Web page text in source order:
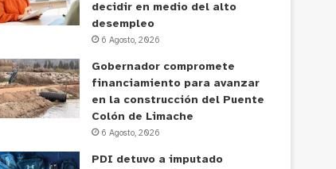
decidir en medio del alto
desempleo
6 Agosto, 2026
Gobernador compromete
financiamiento para avanzar
en la construcción del Puente
Colón de Limache
6 Agosto, 2026
PDI detuvo a imputado